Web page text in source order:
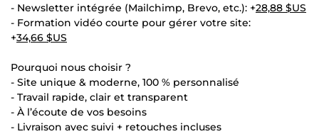
- Newsletter intégrée (Mailchimp, Brevo, etc.): +28,88 $US
- Formation vidéo courte pour gérer votre site:
+34,66 $US
Pourquoi nous choisir ?
- Site unique & moderne, 100 % personnalisé
- Travail rapide, clair et transparent
- À l’écoute de vos besoins
- Livraison avec suivi + retouches incluses